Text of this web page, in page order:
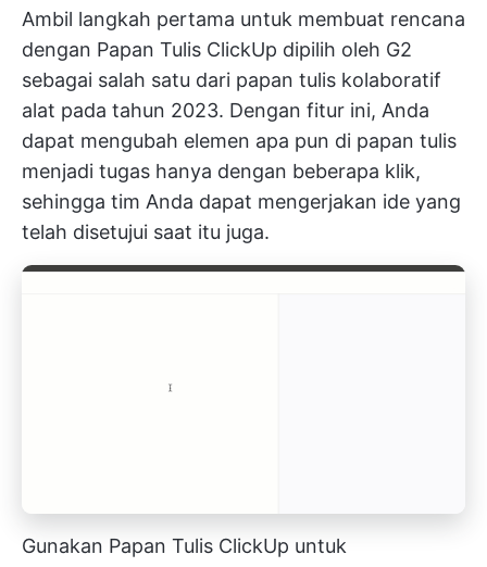
Ambil langkah pertama untuk membuat rencana
dengan Papan Tulis ClickUp dipilih oleh G2
sebagai salah satu dari papan tulis kolaboratif
alat pada tahun 2023. Dengan fitur ini, Anda
dapat mengubah elemen apa pun di papan tulis
menjadi tugas hanya dengan beberapa klik,
sehingga tim Anda dapat mengerjakan ide yang
telah disetujui saat itu juga.
Gunakan Papan Tulis ClickUp untuk